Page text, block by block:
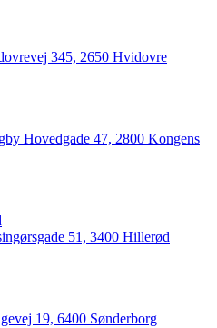
345, 2650 Hvidovre
Hovedgade 47, 2800 Kongens
51, 3400 Hillerød
19, 6400 Sønderborg